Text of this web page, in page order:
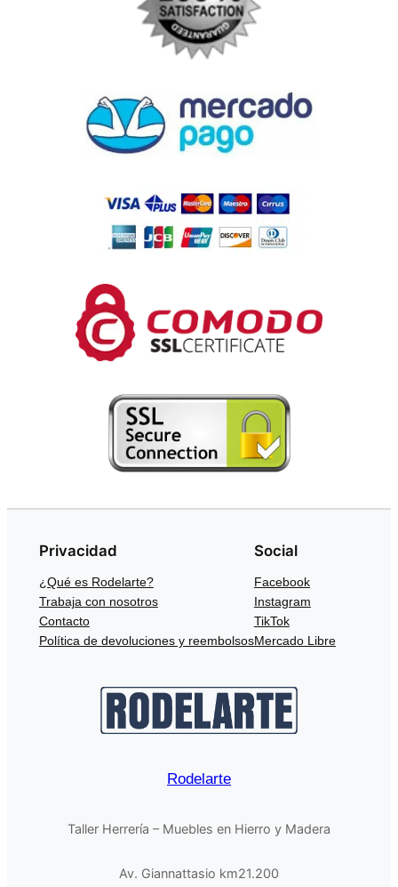
Rodelarte
Taller Herrería – Muebles en Hierro y Madera
Av. Giannattasio km21.200
Privacidad
¿Qué es Rodelarte?
Trabaja con nosotros
Contacto
Política de devoluciones y reembolsos
Social
Facebook
Instagram
TikTok
Mercado Libre